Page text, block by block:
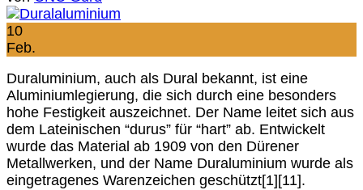
10
Feb.
Duraluminium, auch als Dural bekannt, ist eine
Aluminiumlegierung, die sich durch eine besonders
hohe Festigkeit auszeichnet. Der Name leitet sich aus
dem Lateinischen “durus” für “hart” ab. Entwickelt
wurde das Material ab 1909 von den Dürener
Metallwerken, und der Name Duraluminium wurde als
eingetragenes Warenzeichen geschützt[1][11].